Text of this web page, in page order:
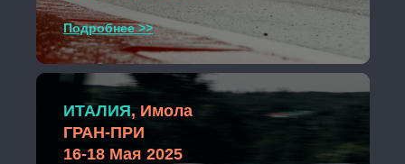
Подробнее >>
ИТАЛИЯ, Имола
ГРАН-ПРИ
16-18 Мая 2025